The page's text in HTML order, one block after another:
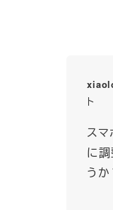
ト
ス
に調
うか